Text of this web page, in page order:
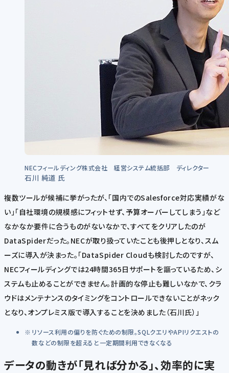
NECフィールディング株式会社 経営システム統括部 ディレクター
石川 純道 氏
複数ツールが候補に挙がったが、「国内でのSalesforce対応実績がな
い」「自社環境の規模感にフィットせず、予算オーバーしてしまう」など
なかなか要件に合うものがないなかで、すべてをクリアしたのが
DataSpiderだった。NECが取り扱っていたことも後押しとなり、スム
ーズに導入が決まった。「DataSpider Cloudも検討したのですが、
NECフィールディングでは24時間365日サポートを謳っているため、シ
ステムも止めることができません。計画的な停止も難しいなかで、クラ
ウドはメンテナンスのタイミングをコントロールできないことがネック
となり、オンプレミス版で導入することを決めました（石川氏）」
リソース利用の偏りを防ぐための制限。SQLクエリやAPIリクエストの
数などの制限を超えると一定期間利用できなくなる
データの動きが「見れば分かる」、効率的に実